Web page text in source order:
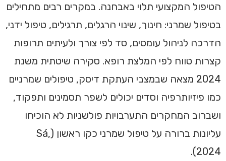
הטיפול המקצועי תלוי באבחנה. במקרים רבים מתחילים
בטיפול שמרני: חינוך, שינוי הרגלים, תרגילים, טיפול ידני,
הדרכה לניהול עומסים, סד לפי צורך ולעיתים תרופות
קצרות טווח לפי המלצת רופא. סקירה שיטתית משנת
2024 מצאה שבמצבי העתקת דיסק, טיפולים שמרניים
כמו פיזיותרפיה וסדים יכולים לשפר תסמינים ותפקוד,
ושברוב המחקרים התערבויות פולשניות לא הוכיחו
עליונות ברורה על טיפול שמרני כקו ראשון (Sá,
2024).